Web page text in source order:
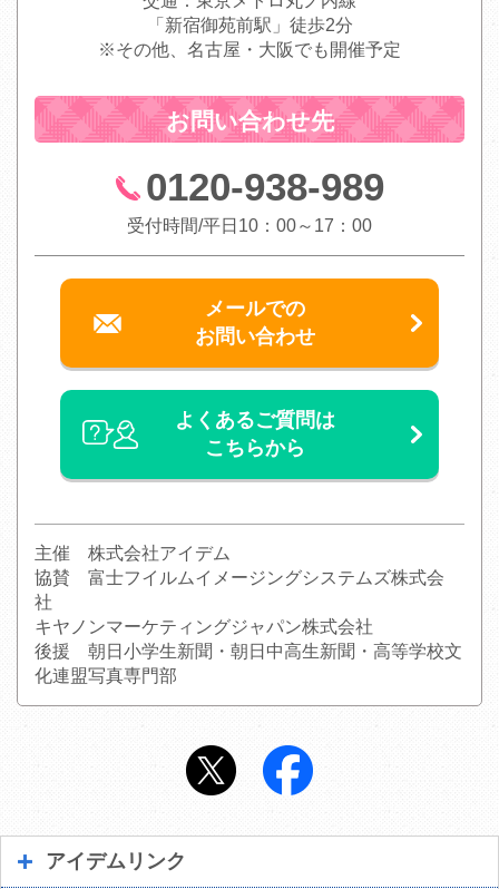
「新宿御苑前駅」徒歩2分
※その他、名古屋・大阪でも開催予定
お問い合わせ先
0120-938-989
受付時間/平日10：00～17：00
メールでの
お問い合わせ
よくあるご質問は
こちらから
主催 株式会社アイデム
協賛 富士フイルムイメージングシステムズ株式会
社
キヤノンマーケティングジャパン株式会社
後援 朝日小学生新聞・朝日中高生新聞・高等学校文
化連盟写真専門部
アイデムリンク